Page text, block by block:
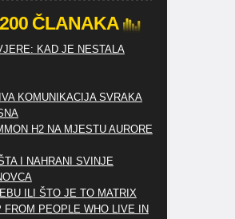
ČLANAKA
KAD JE NESTALA
KOMUNIKACIJA SVRAKA
H2 NA MJESTU AURORE
I NAHRANI SVINJE
ILI ŠTO JE TO MATRIX
FROM PEOPLE WHO LIVE IN